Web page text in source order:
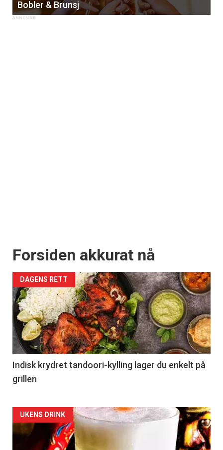
Bobler & Brunsj
Forsiden akkurat nå
DAGENS RETT
Indisk krydret tandoori-kylling lager du enkelt på
grillen
Forsiden
akkurat
UKENS DRINK